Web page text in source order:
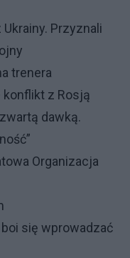
Przyznali
trenera
z Rosją
dawką.
Organizacja
się wprowadzać